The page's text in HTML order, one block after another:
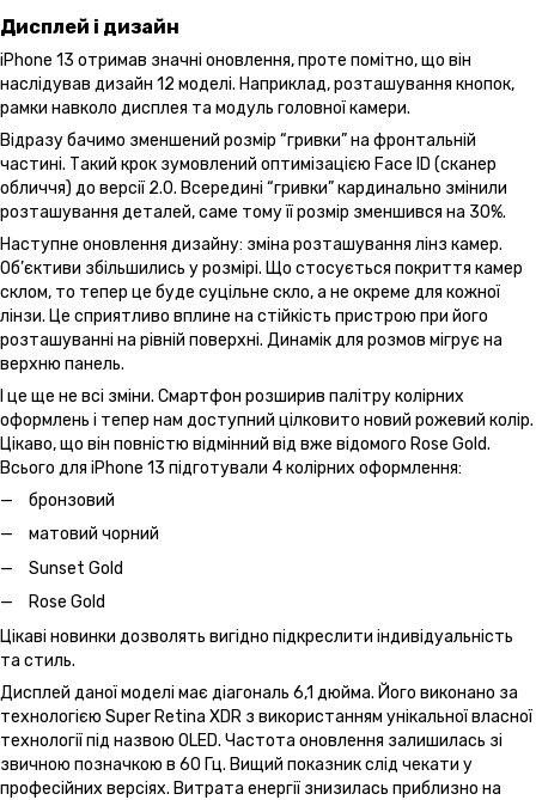
Дисплей і дизайн
iPhone 13 отримав значні оновлення, проте помітно, що він
наслідував дизайн 12 моделі. Наприклад, розташування кнопок,
рамки навколо дисплея та модуль головної камери.
Відразу бачимо зменшений розмір “гривки” на фронтальній
частині. Такий крок зумовлений оптимізацією Face ID (сканер
обличчя) до версії 2.0. Всередині “гривки” кардинально змінили
розташування деталей, саме тому її розмір зменшився на 30%.
Наступне оновлення дизайну: зміна розташування лінз камер.
Об’єктиви збільшились у розмірі. Що стосується покриття камер
склом, то тепер це буде суцільне скло, а не окреме для кожної
лінзи. Це сприятливо вплине на стійкість пристрою при його
розташуванні на рівній поверхні. Динамік для розмов мігрує на
верхню панель.
І це ще не всі зміни. Смартфон розширив палітру колірних
оформлень і тепер нам доступний цілковито новий рожевий колір.
Цікаво, що він повністю відмінний від вже відомого Rose Gold.
Всього для iPhone 13 підготували 4 колірних оформлення:
бронзовий
матовий чорний
Sunset Gold
Rose Gold
Цікаві новинки дозволять вигідно підкреслити індивідуальність
та стиль.
Дисплей даної моделі має діагональ 6,1 дюйма. Його виконано за
технологією Super Retina XDR з використанням унікальної власної
технології під назвою OLED. Частота оновлення залишилась зі
звичною позначкою в 60 Гц. Вищий показник слід чекати у
професійних версіях. Витрата енергії знизилась приблизно на